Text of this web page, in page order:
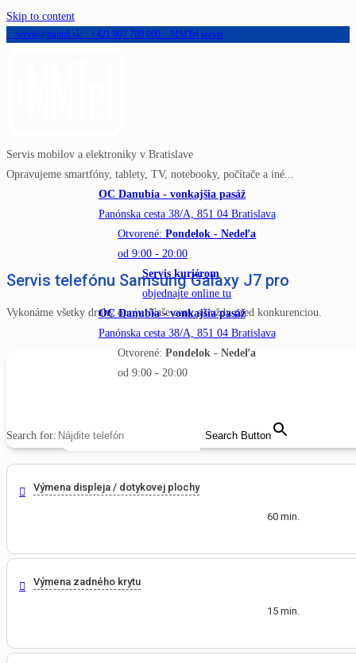
Skip to content
servis@mmtel.sk +421 907 709 000 MMTel servis
Servis mobilov a elektroniky v Bratislave
Opravujeme smartfóny, tablety, TV, notebooky, počítače a iné...
OC Danubia - vonkajšia pasáž
Panónska cesta 38/A, 851 04 Bratislava
Otvorené:Pondelok - Nedeľa
od 9:00 - 20:00
Servis kuriérom
objednajte online tu
OC Danubia - vonkajšia pasáž
Panónska cesta 38/A, 851 04 Bratislava
Otvorené:Pondelok - Nedeľa
od 9:00 - 20:00
Search for: Search Button
Servis telefónu Samsung Galaxy J7 pro
Vykonáme všetky druhy opráv. Naše ceny sú vždy pred konkurenciou.
Výmena displeja / dotykovej plochy
60 min.
Výmena zadného krytu
15 min.